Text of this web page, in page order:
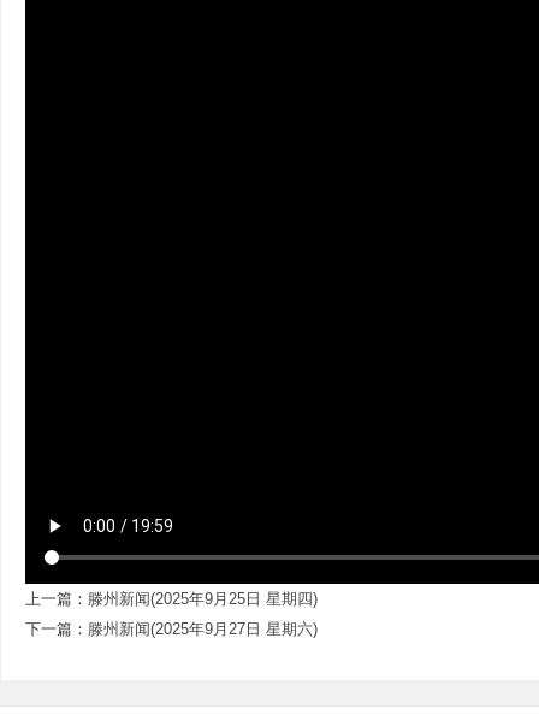
上一篇： 滕州新闻(2025年9月25日 星期四)
下一篇： 滕州新闻(2025年9月27日 星期六)